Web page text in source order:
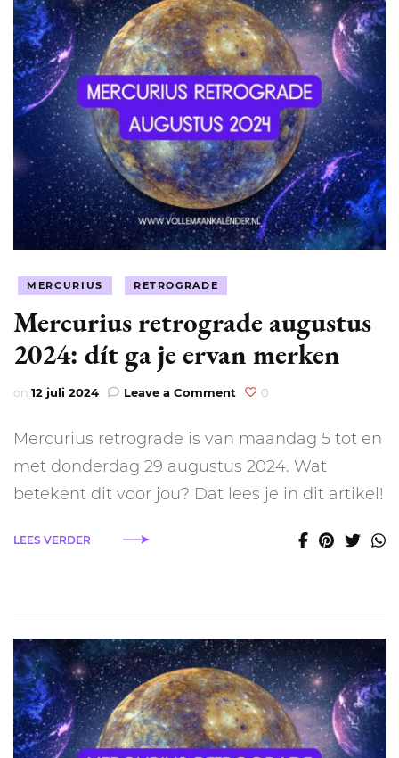
MERCURIUS RETROGRADE
Mercurius retrograde augustus
2024: dít ga je ervan merken
on 12 juli 2024 Leave a Comment on
augustus
2024:
ga
0
Mercurius retrograde is van maandag 5 tot en
met donderdag 29 augustus 2024. Wat
betekent dit voor jou? Dat lees je in dit artikel!
LEES VERDER